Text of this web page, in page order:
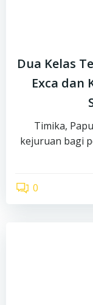
Dua Kelas
Exca dan
Timika,
kejuruan bagi
0